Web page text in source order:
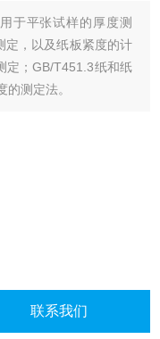
于平张试样的厚度测
定，以及纸板紧度的计
定；GB/T451.3纸和纸
测定法。
联系我们